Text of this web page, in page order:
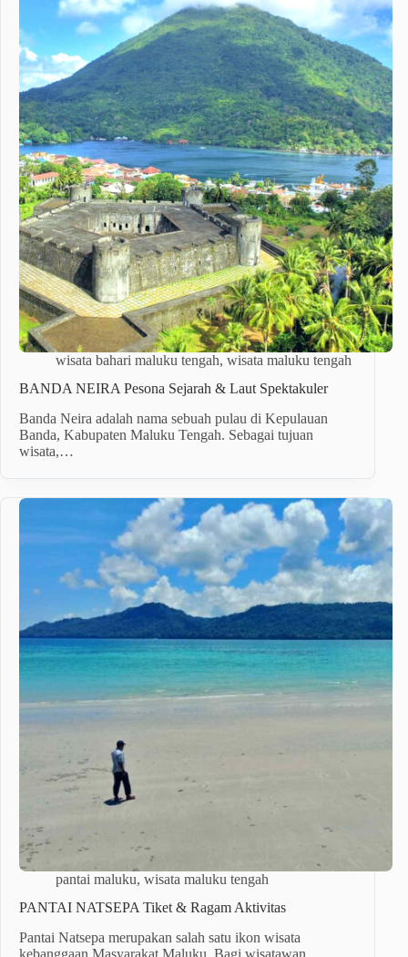
wisata bahari maluku tengah, wisata maluku tengah
BANDA NEIRA Pesona Sejarah & Laut Spektakuler
Banda Neira adalah nama sebuah pulau di Kepulauan
Banda, Kabupaten Maluku Tengah. Sebagai tujuan
wisata,…
pantai maluku, wisata maluku tengah
PANTAI NATSEPA Tiket & Ragam Aktivitas
Pantai Natsepa merupakan salah satu ikon wisata
kebanggaan Masyarakat Maluku. Bagi wisatawan,